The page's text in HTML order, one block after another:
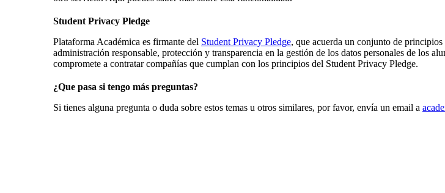
Student Privacy Pledge
Plataforma Académica es firmante del Student Privacy Pledge, que acuerda un conjunto de
administración responsable, protección y transparencia en la gestión de los datos personales de los
compromete a contratar compañías que cumplan con los principios del Student Privacy Pledge.
¿Que pasa si tengo más preguntas?
Si tienes alguna pregunta o duda sobre estos temas u otros similares, por favor, envía un email a